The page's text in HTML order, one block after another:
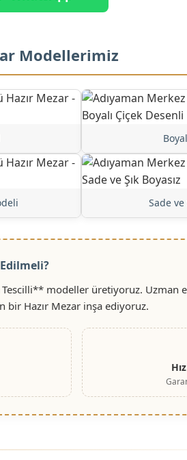
Modellerimiz
Sade ve
modeller üretiyoruz. Uzman
bir Hazır Mezar inşa ediyoruz.